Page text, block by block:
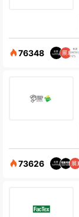
76348
73626